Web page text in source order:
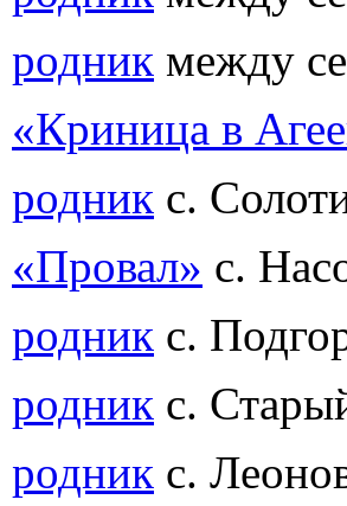
родник между
«Криница в
родник с.
«Провал» с.
родник с.
родник с.
родник с.